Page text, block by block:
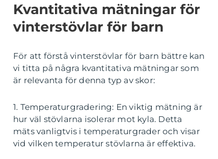
Kvantitativa mätningar för
vinterstövlar för barn
För att förstå vinterstövlar för barn bättre kan
vi titta på några kvantitativa mätningar som
är relevanta för denna typ av skor:
1. Temperaturgradering: En viktig mätning är
hur väl stövlarna isolerar mot kyla. Detta
mäts vanligtvis i temperaturgrader och visar
vid vilken temperatur stövlarna är effektiva.